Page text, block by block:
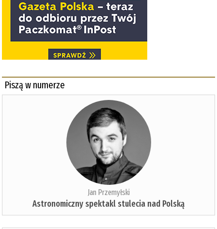
Piszą w numerze
Jan Przemyłski
Astronomiczny spektakl stulecia nad Polską